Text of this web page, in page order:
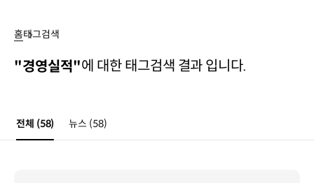
홈태그검색
"경영실적"에 대한 태그검색 결과 입니다.
전체 (58) 뉴스 (58)